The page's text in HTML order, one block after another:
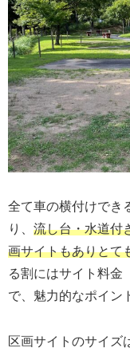
全て車の横付けでき
り、 流し台・水道付
画サイトもありとて
る割にはサイト料金
で、魅力的なポイン
区画サイトのサイズ